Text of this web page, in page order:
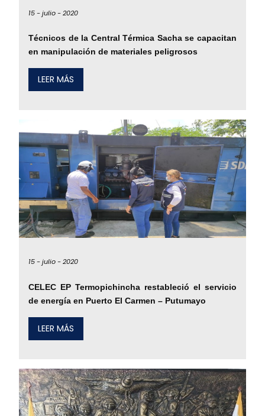
15 -julio -2020
Técnicos de la Central Térmica Sacha se capacitan
en manipulación de materiales peligrosos
LEER MÁS
15 -julio -2020
CELEC EP Termopichincha restableció el servicio
de energía en Puerto El Carmen – Putumayo
LEER MÁS